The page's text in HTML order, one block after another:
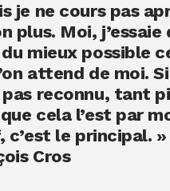
je ne cours pas
plus. Moi, j’essaie
mieux possible
attend de moi.
pas reconnu, tant
cela l’est par
le principal. »
Cros